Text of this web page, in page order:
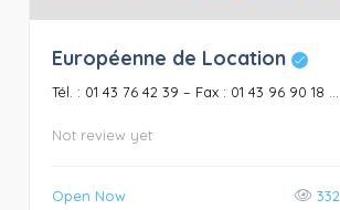
Européenne de Location
Tél. : 01 43 76 42 39 – Fax : 01 43 96 90 18 ...
Not review yet
Open Now 332